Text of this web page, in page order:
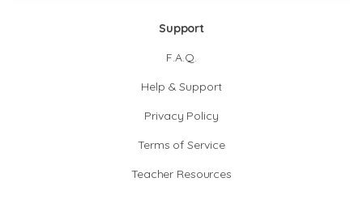
Support
F.A.Q.
Help & Support
Privacy Policy
Terms of Service
Teacher Resources